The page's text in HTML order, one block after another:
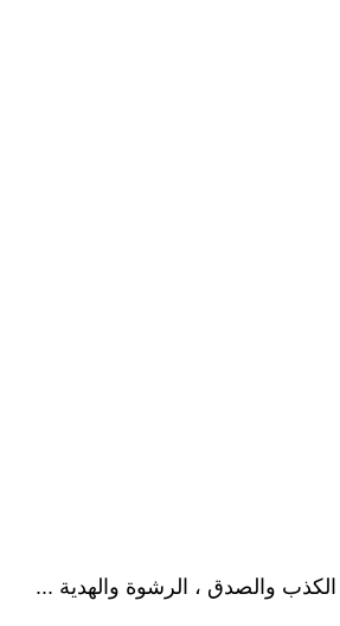
والصدق ، الرشوة والهدية ...